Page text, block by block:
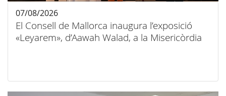
El Consell de Mallorca inaugura l’exposició
«Leyarem», d’Aawah Walad, a la Misericòrdia
07/08/2026